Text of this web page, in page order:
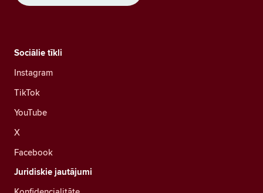
Sociālie tīkli
Instagram
TikTok
YouTube
X
Facebook
Juridiskie jautājumi